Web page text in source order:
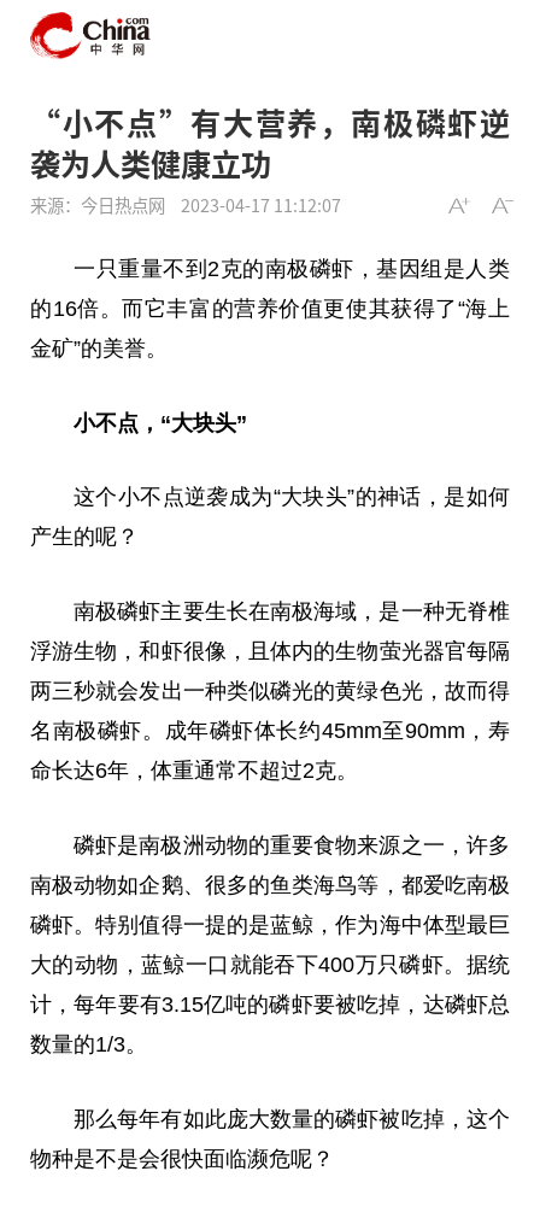
“小不点”有大营养，南极磷虾逆
袭为人类健康立功
来源：今日热点网 2023-04-17 11:12:07
一只重量不到2克的南极磷虾，基因组是人类
的16倍。而它丰富的营养价值更使其获得了“海上
金矿”的美誉。
小不点，“大块头”
这个小不点逆袭成为“大块头”的神话，是如何
产生的呢？
南极磷虾主要生长在南极海域，是一种无脊椎
浮游生物，和虾很像，且体内的生物萤光器官每隔
两三秒就会发出一种类似磷光的黄绿色光，故而得
名南极磷虾。成年磷虾体长约45mm至90mm，寿
命长达6年，体重通常不超过2克。
磷虾是南极洲动物的重要食物来源之一，许多
南极动物如企鹅、很多的鱼类海鸟等，都爱吃南极
磷虾。特别值得一提的是蓝鲸，作为海中体型最巨
大的动物，蓝鲸一口就能吞下400万只磷虾。据统
计，每年要有3.15亿吨的磷虾要被吃掉，达磷虾总
数量的1/3。
那么每年有如此庞大数量的磷虾被吃掉，这个
物种是不是会很快面临濒危呢？